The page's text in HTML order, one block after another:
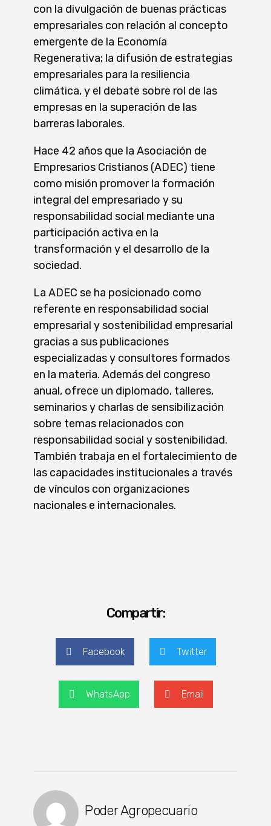
con la divulgación de buenas prácticas
empresariales con relación al concepto
emergente de la Economía
Regenerativa; la difusión de estrategias
empresariales para la resiliencia
climática, y el debate sobre rol de las
empresas en la superación de las
barreras laborales.
Hace 42 años que la Asociación de
Empresarios Cristianos (ADEC) tiene
como misión promover la formación
integral del empresariado y su
responsabilidad social mediante una
participación activa en la
transformación y el desarrollo de la
sociedad.
La ADEC se ha posicionado como
referente en responsabilidad social
empresarial y sostenibilidad empresarial
gracias a sus publicaciones
especializadas y consultores formados
en la materia. Además del congreso
anual, ofrece un diplomado, talleres,
seminarios y charlas de sensibilización
sobre temas relacionados con
responsabilidad social y sostenibilidad.
También trabaja en el fortalecimiento de
las capacidades institucionales a través
de vínculos con organizaciones
nacionales e internacionales.
Compartir:
Facebook Twitter
WhatsApp Email
Poder Agropecuario